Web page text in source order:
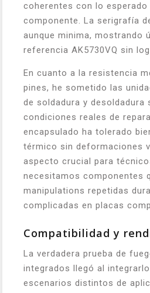
coherentes con lo
componente. La serigrafía
aunque minima, mostrando
referencia AK5730VQ sin
En cuanto a la resistencia
pines, he sometido las
de soldadura y desoldadura
condiciones reales de
encapsulado ha tolerado
térmico sin deformaciones
aspecto crucial para
necesitamos componentes
manipulations repetidas
complicadas en placas
Compatibilidad y
La verdadera prueba de
integrados llegó al
escenarios distintos de